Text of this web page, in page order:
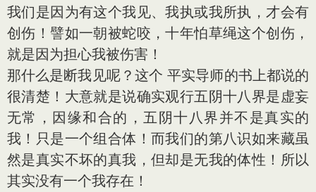
我们是因为有这个我见、我执或我所执，才会有
创伤！譬如一朝被蛇咬，十年怕草绳这个创伤，
就是因为担心我被伤害！
那什么是断我见呢？这个 平实导师的书上都说的
很清楚！大意就是说确实观行五阴十八界是虚妄
无常，因缘和合的，五阴十八界并不是真实的
我！只是一个组合体！而我们的第八识如来藏虽
然是真实不坏的真我，但却是无我的体性！所以
其实没有一个我存在！